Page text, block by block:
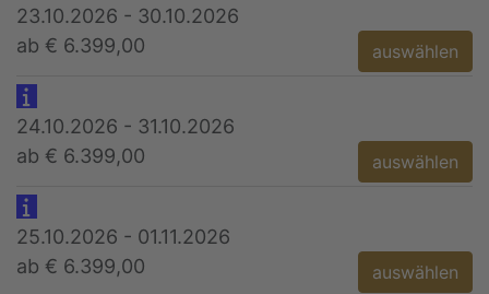
23.10.2026 - 30.10.2026
ab € 6.399,00
auswählen
24.10.2026 - 31.10.2026
ab € 6.399,00
auswählen
25.10.2026 - 01.11.2026
ab € 6.399,00
auswählen